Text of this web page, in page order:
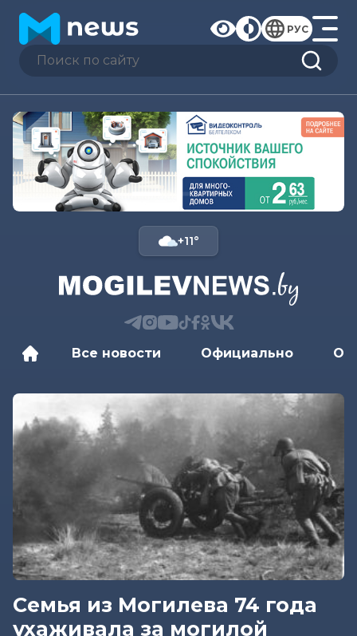
РУС
+11°
Все новости Официально
Семья из Могилева 74 года
ухаживала за могилой